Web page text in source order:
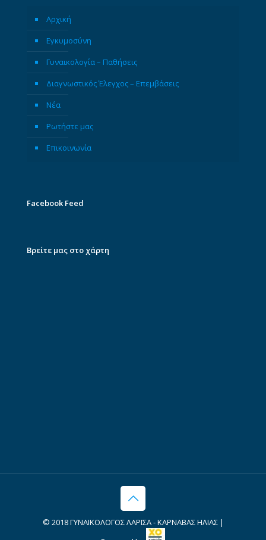
Αρχική
Εγκυμοσύνη
Γυναικολογία – Παθήσεις
Διαγνωστικός Έλεγχος – Επεμβάσεις
Νέα
Ρωτήστε μας
Επικοινωνία
Facebook Feed
Βρείτε μας στο χάρτη
© 2018 ΓΥΝΑΙΚΟΛΟΓΟΣ ΛΑΡΙΣΑ - ΚΑΡΝΑΒΑΣ ΗΛΙΑΣ |